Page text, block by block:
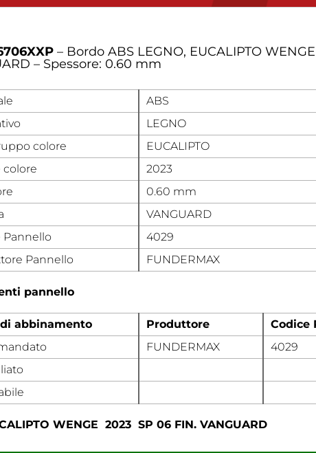
– Bordo ABS LEGNO, EUCALIPTO
– Spessore: 0.60 mm
ABS
LEGNO
colore
EUCALIPTO
colore
2023
0.60 mm
VANGUARD
Pannello
4029
Pannello
FUNDERMAX
pannello
abbinamento Produttore
Codice
FUNDERMAX
4029
WENGE 2023 SP 06 FIN. VANGUARD